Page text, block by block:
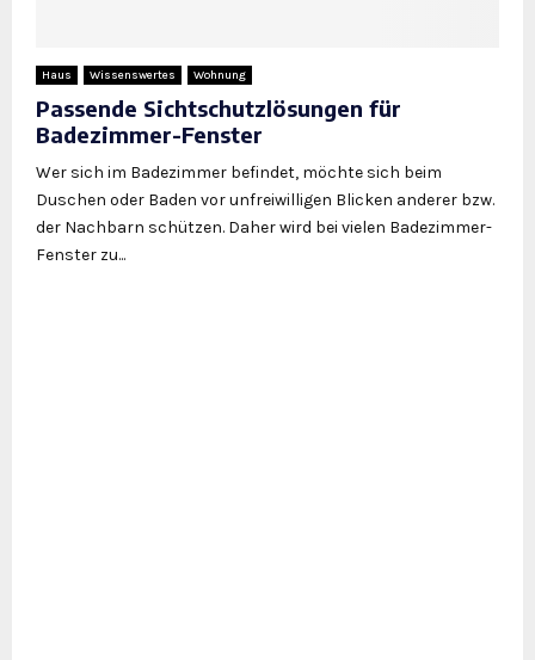
Haus Wissenswertes Wohnung
Passende Sichtschutzlösungen für
Badezimmer-Fenster
Wer sich im Badezimmer befindet, möchte sich beim
Duschen oder Baden vor unfreiwilligen Blicken anderer bzw.
der Nachbarn schützen. Daher wird bei vielen Badezimmer-
Fenster zu...